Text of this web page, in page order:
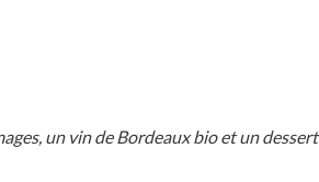
un vin de Bordeaux bio et un dessert